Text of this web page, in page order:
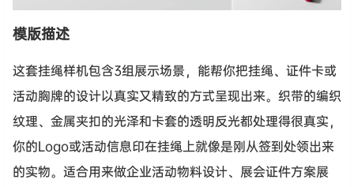
模版描述
这套挂绳样机包含3组展示场景，能帮你把挂绳、证件卡或
活动胸牌的设计以真实又精致的方式呈现出来。织带的编织
纹理、金属夹扣的光泽和卡套的透明反光都处理得很真实，
你的Logo或活动信息印在挂绳上就像是刚从签到处领出来
的实物。适合用来做企业活动物料设计、展会证件方案展